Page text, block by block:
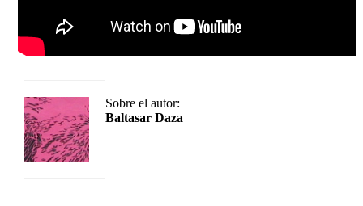
Sobre el autor:
Baltasar Daza